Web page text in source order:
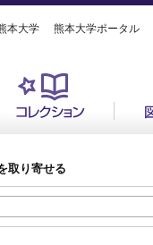
本大学 熊本大学ポータル
取り寄せる